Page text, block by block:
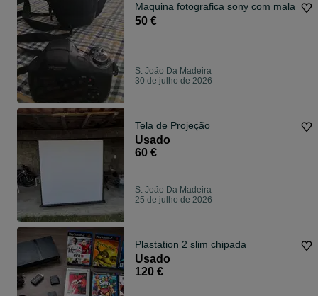
Maquina fotografica sony com mala
50 €
S. João Da Madeira
30 de julho de 2026
Tela de Projeção
Usado
60 €
S. João Da Madeira
25 de julho de 2026
Plastation 2 slim chipada
Usado
120 €